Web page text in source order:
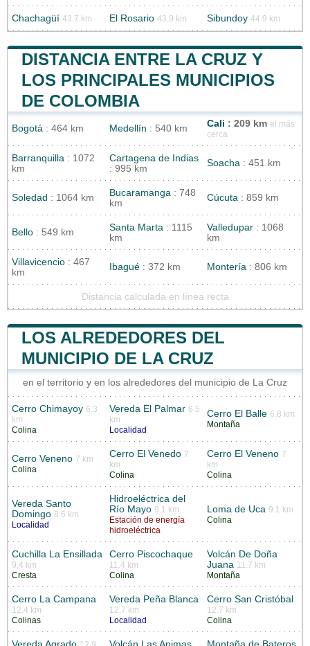
Chachagüí 43.7 km El Rosario 43.9 km Sibundoy 44.9 km
DISTANCIA ENTRE LA CRUZ Y
LOS PRINCIPALES MUNICIPIOS
DE COLOMBIA
Bogotá : 464 km Medellín : 540 km Cali : 209 km el más
cerca
Barranquilla : 1072
km
Cartagena de Indias
: 995 km
Soacha : 451 km
Soledad : 1064 km Bucaramanga : 748
km
Cúcuta : 859 km
Bello : 549 km Santa Marta : 1115
km
Valledupar : 1068
km
Villavicencio : 467
km
Ibagué : 372 km Montería : 806 km
Distancia calculada en línea recta
LOS ALREDEDORES DEL
MUNICIPIO DE LA CRUZ
en el territorio y en los alrededores del municipio de La Cruz
Cerro Chimayoy 6.3
km
Colina
Vereda El Palmar 6.5
km
Localidad
Cerro El Balle 6.8 km
Montaña
Cerro Veneno 7 km
Colina
Cerro El Venedo 7
km
Colina
Cerro El Veneno 7
km
Colina
Vereda Santo
Domingo 8.6 km
Localidad
Hidroeléctrica del
Río Mayo 9.1 km
Estación de energía
hidroeléctrica
Loma de Uca 9.1 km
Colina
Cuchilla La Ensillada
9.4 km
Cresta
Cerro Piscochaque
11.4 km
Colina
Volcán De Doña
Juana 11.7 km
Montaña
Cerro La Campana
12.4 km
Colinas
Vereda Peña Blanca
12.7 km
Localidad
Cerro San Cristóbal
12.7 km
Colina
12.9